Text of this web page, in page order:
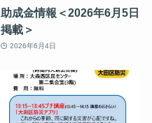
助成金情報＜2026年6月5日
掲載＞
2026年6月4日